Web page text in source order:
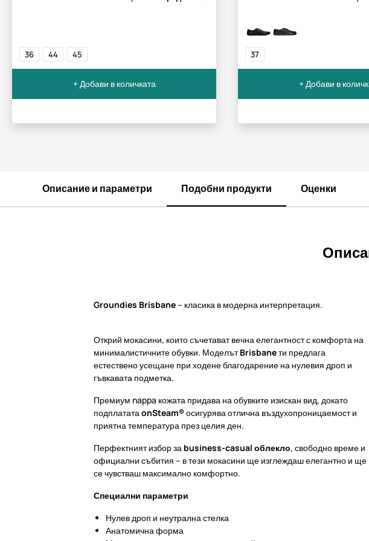
36 44 45
+ Добави в количката
37
+ Добави в
Описание и параметри Подобни продукти Оценки
Groundies Brisbane– класика в модерна интерпретация.
Открий мокасини, които съчетават вечна елегантност с комфорта на
минималистичните обувки. МоделътBrisbaneти предлага
естествено усещане при ходене благодарение на нулевия дроп и
гъвкавата подметка.
Премиум nappa кожата придава на обувките изискан вид, докато
подплататаonSteam®осигурява отлична въздухопроницаемост и
приятна температура през целия ден.
Перфектният избор за business-casual облекло, свободно време и
официални събития – в тези мокасини ще изглеждаш елегантно и ще
се чувстваш максимално комфортно.
Специални параметри
Нулев дроп и неутрална стелка
Анатомична форма